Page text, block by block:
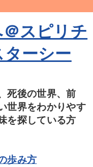
スピリチ
ーシー
死後の世界、前
世界をわかりやす
を探している方
歩み方